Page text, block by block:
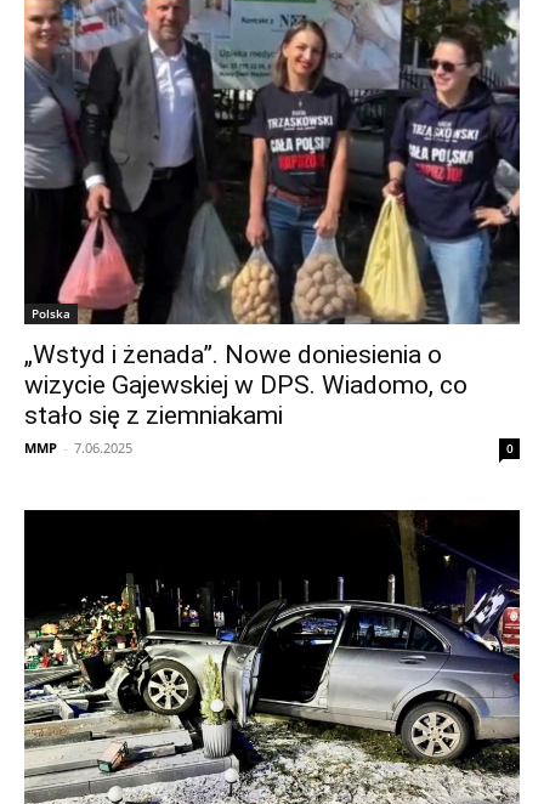
Polska
„Wstyd i żenada”. Nowe doniesienia o
wizycie Gajewskiej w DPS. Wiadomo, co
stało się z ziemniakami
MMP - 7.06.2025 0